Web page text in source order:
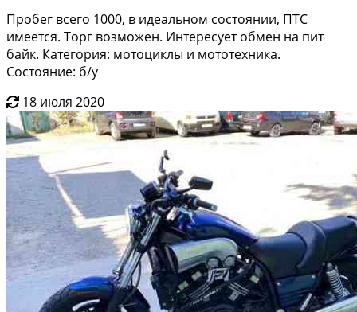
Пробег всего 1000, в идеальном состоянии, ПТС
имеется. Торг возможен. Интересует обмен на пит
байк. Категория: мотоциклы и мототехника.
Состояние: б/у
18 июля 2020